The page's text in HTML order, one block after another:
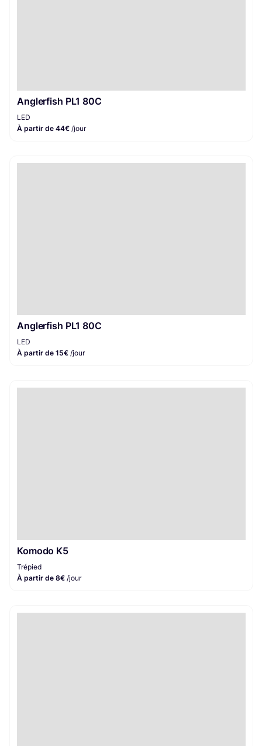
Anglerfish PL1 80C
LED
À partir de 44€ /jour
Anglerfish PL1 80C
LED
À partir de 15€ /jour
Komodo K5
Trépied
À partir de 8€ /jour